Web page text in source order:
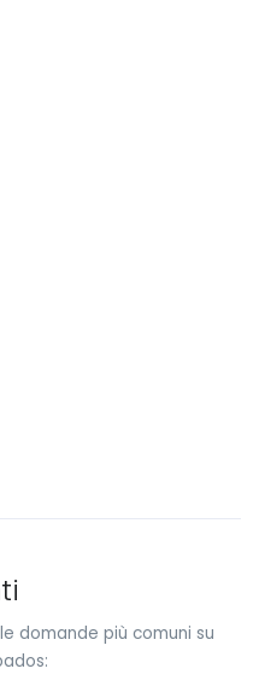
domande più comuni su